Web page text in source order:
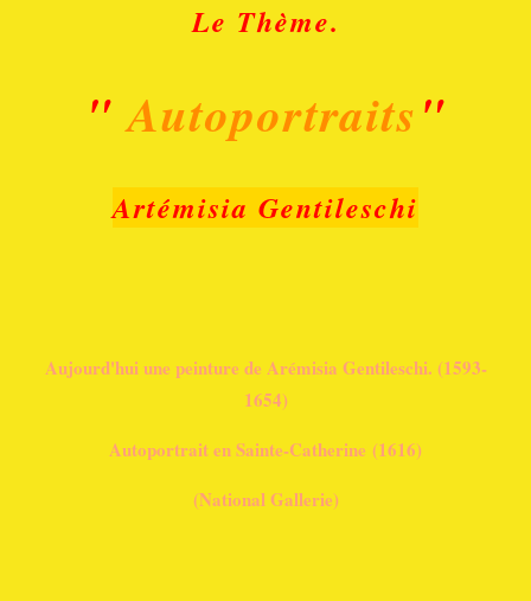
Le Thème.
"Autoportraits"
Artémisia Gentileschi
Aujourd'hui une peinture de Arémisia Gentileschi. (1593-
1654)
Autoportrait en Sainte-Catherine (1616)
(National Gallerie)